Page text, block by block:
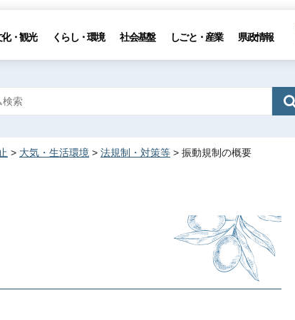
・観光 くらし・環境 社会基盤 しごと・産業 県政情報
> 大気・生活環境 > 法規制・対策等 > 振動規制の概要